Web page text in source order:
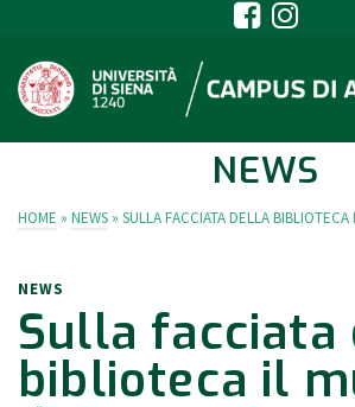
NEWS
HOME » NEWS » SULLA FACCIATA DELLA
NEWS
Sulla facciata
biblioteca il